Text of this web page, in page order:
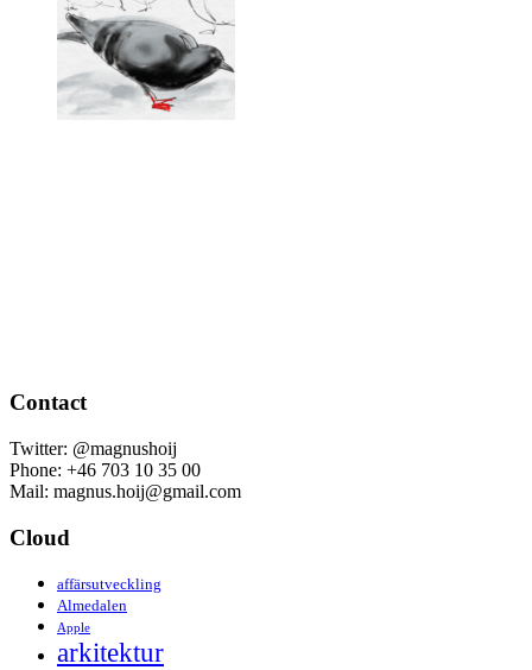
Contact
Twitter: @magnushoij
Phone: +46 703 10 35 00
Mail: magnus.hoij@gmail.com
Cloud
affärsutveckling
Almedalen
Apple
arkitektur